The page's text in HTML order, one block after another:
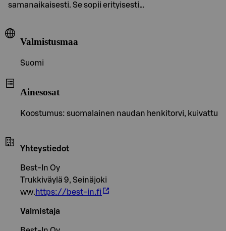
samanaikaisesti. Se sopii erityisesti…
Valmistusmaa
Suomi
Ainesosat
Koostumus: suomalainen naudan henkitorvi, kuivattu
Yhteystiedot
Best-In Oy
Trukkiväylä 9, Seinäjoki
ww. https://best-in.fi
Valmistaja